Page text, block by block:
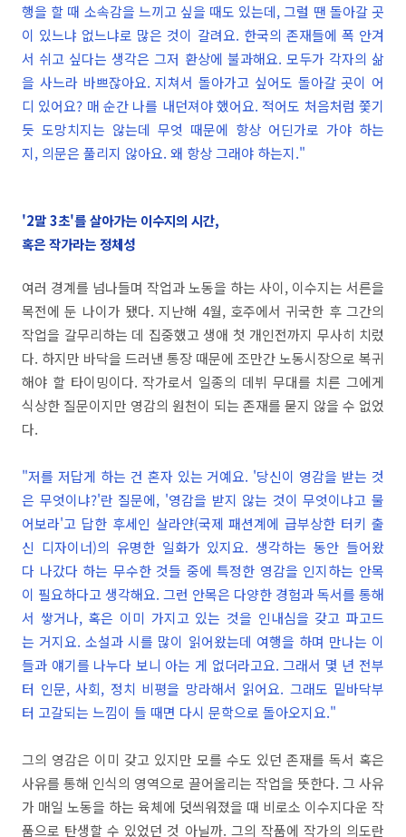
행을 할 때 소속감을 느끼고 싶을 때도 있는데, 그럴 땐 돌아갈 곳
이 있느냐 없느냐로 많은 것이 갈려요. 한국의 존재들에 폭 안겨
서 쉬고 싶다는 생각은 그저 환상에 불과해요. 모두가 각자의 삶
을 사느라 바쁘잖아요. 지쳐서 돌아가고 싶어도 돌아갈 곳이 어
디 있어요? 매 순간 나를 내던져야 했어요. 적어도 처음처럼 쫓기
듯 도망치지는 않는데 무엇 때문에 항상 어딘가로 가야 하는
지, 의문은 풀리지 않아요. 왜 항상 그래야 하는지."
'2말 3초'를 살아가는 이수지의 시간,
혹은 작가라는 정체성
여러 경계를 넘나들며 작업과 노동을 하는 사이, 이수지는 서른을
목전에 둔 나이가 됐다. 지난해 4월, 호주에서 귀국한 후 그간의
작업을 갈무리하는 데 집중했고 생애 첫 개인전까지 무사히 치렀
다. 하지만 바닥을 드러낸 통장 때문에 조만간 노동시장으로 복귀
해야 할 타이밍이다. 작가로서 일종의 데뷔 무대를 치른 그에게
식상한 질문이지만 영감의 원천이 되는 존재를 묻지 않을 수 없었
다.
"저를 저답게 하는 건 혼자 있는 거예요. '당신이 영감을 받는 것
은 무엇이냐?'란 질문에, '영감을 받지 않는 것이 무엇이냐고 물
어보라'고 답한 후세인 살라얀(국제 패션계에 급부상한 터키 출
신 디자이너)의 유명한 일화가 있지요. 생각하는 동안 들어왔
다 나갔다 하는 무수한 것들 중에 특정한 영감을 인지하는 안목
이 필요하다고 생각해요. 그런 안목은 다양한 경험과 독서를 통해
서 쌓거나, 혹은 이미 가지고 있는 것을 인내심을 갖고 파고드
는 거지요. 소설과 시를 많이 읽어왔는데 여행을 하며 만나는 이
들과 얘기를 나누다 보니 아는 게 없더라고요. 그래서 몇 년 전부
터 인문, 사회, 정치 비평을 망라해서 읽어요. 그래도 밑바닥부
터 고갈되는 느낌이 들 때면 다시 문학으로 돌아오지요."
그의 영감은 이미 갖고 있지만 모를 수도 있던 존재를 독서 혹은
사유를 통해 인식의 영역으로 끌어올리는 작업을 뜻한다. 그 사유
가 매일 노동을 하는 육체에 덧씌워졌을 때 비로소 이수지다운 작
품으로 탄생할 수 있었던 것 아닐까. 그의 작품에 작가의 의도란